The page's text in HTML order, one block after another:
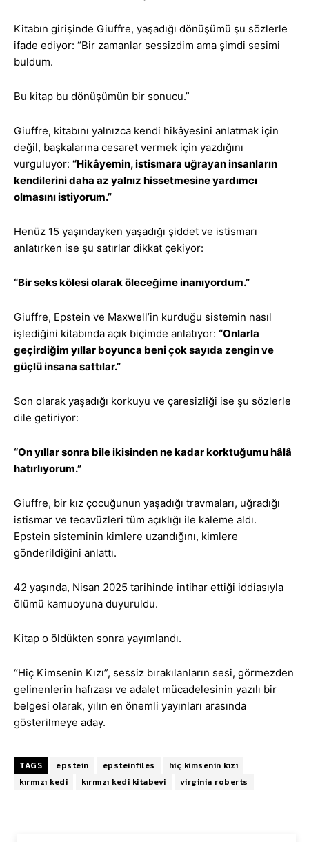
Kitabın girişinde Giuffre, yaşadığı dönüşümü şu sözlerle
ifade ediyor: “Bir zamanlar sessizdim ama şimdi sesimi
buldum.
Bu kitap bu dönüşümün bir sonucu.”
Giuffre, kitabını yalnızca kendi hikâyesini anlatmak için
değil, başkalarına cesaret vermek için yazdığını
vurguluyor: “Hikâyemin, istismara uğrayan insanların
kendilerini daha az yalnız hissetmesine yardımcı
olmasını istiyorum.”
Henüz 15 yaşındayken yaşadığı şiddet ve istismarı
anlatırken ise şu satırlar dikkat çekiyor:
“Bir seks kölesi olarak öleceğime inanıyordum.”
Giuffre, Epstein ve Maxwell’in kurduğu sistemin nasıl
işlediğini kitabında açık biçimde anlatıyor: “Onlarla
geçirdiğim yıllar boyunca beni çok sayıda zengin ve
güçlü insana sattılar.”
Son olarak yaşadığı korkuyu ve çaresizliği ise şu sözlerle
dile getiriyor:
“On yıllar sonra bile ikisinden ne kadar korktuğumu hâlâ
hatırlıyorum.”
Giuffre, bir kız çocuğunun yaşadığı travmaları, uğradığı
istismar ve tecavüzleri tüm açıklığı ile kaleme aldı.
Epstein sisteminin kimlere uzandığını, kimlere
gönderildiğini anlattı.
42 yaşında, Nisan 2025 tarihinde intihar ettiği iddiasıyla
ölümü kamuoyuna duyuruldu.
Kitap o öldükten sonra yayımlandı.
“Hiç Kimsenin Kızı”, sessiz bırakılanların sesi, görmezden
gelinenlerin hafızası ve adalet mücadelesinin yazılı bir
belgesi olarak, yılın en önemli yayınları arasında
gösterilmeye aday.
TAGS epstein epsteinfiles
hiç kimsenin kızı
kırmızı kedi
kırmızı kedi kitabevi virginia roberts